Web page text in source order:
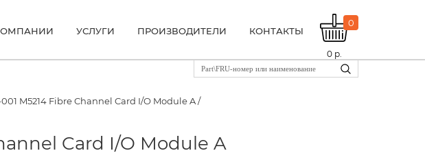
УСЛУГИ ПРОИЗВОДИТЕЛИ КОНТАКТЫ
0
0 р.
M5214 Fibre Channel Card I/O Module A /
Card I/O Module A